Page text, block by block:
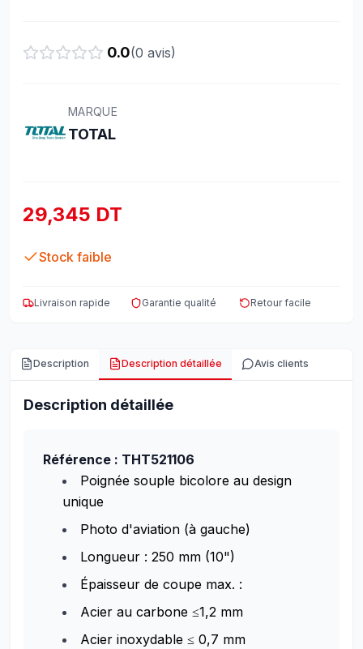
0.0(0 avis)
MARQUE
TOTAL
29,345 DT
Stock faible
Livraison rapide Garantie qualité Retour facile
Description Description détaillée Avis clients
Description détaillée
Référence : THT521106
Poignée souple bicolore au design
unique
Photo d'aviation (à gauche)
Longueur : 250 mm (10")
Épaisseur de coupe max. :
Acier au carbone ≤1,2 mm
Acier inoxydable ≤ 0,7 mm